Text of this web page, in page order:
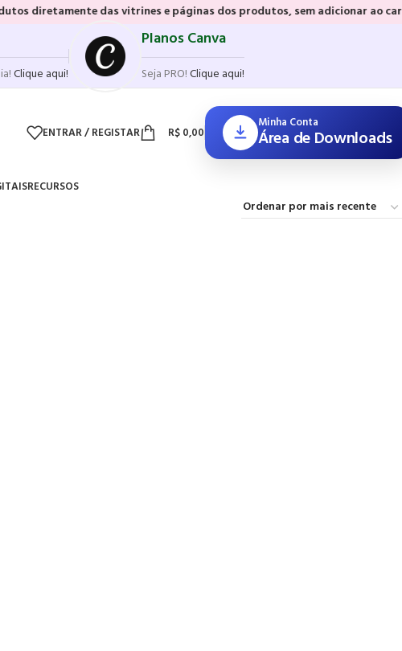
das vitrines e páginas dos produtos, sem adicionar ao carrinho e
Clique aqui!
Planos Canva
Seja PRO!Clique aqui!
ENTRAR / REGISTAR R$0,00
Minha Conta
Área de Downloads
RECURSOS